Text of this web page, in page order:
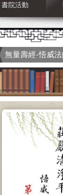
書院活動
無量壽經-悟威法